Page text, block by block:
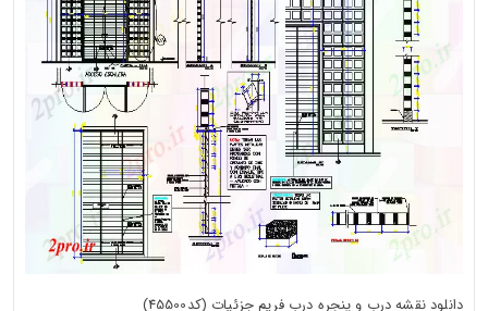
دانلود نقشه درب و پنجره درب فریم جزئیات (کد45500)